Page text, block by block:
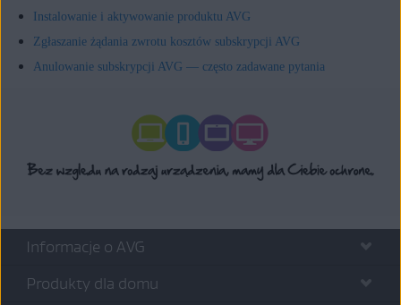
Instalowanie i aktywowanie produktu AVG
Zgłaszanie żądania zwrotu kosztów subskrypcji AVG
Anulowanie subskrypcji AVG — często zadawane pytania
Informacje o AVG
Produkty dla domu